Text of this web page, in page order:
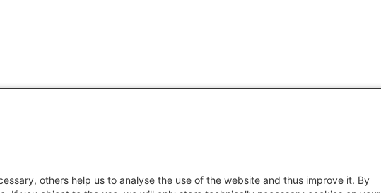
others help us to analyse the use of the website and thus improve it. By